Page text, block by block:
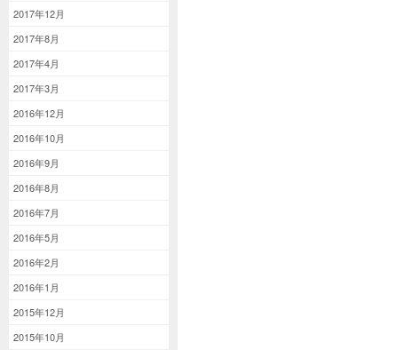
2017年12月
2017年8月
2017年4月
2017年3月
2016年12月
2016年10月
2016年9月
2016年8月
2016年7月
2016年5月
2016年2月
2016年1月
2015年12月
2015年10月